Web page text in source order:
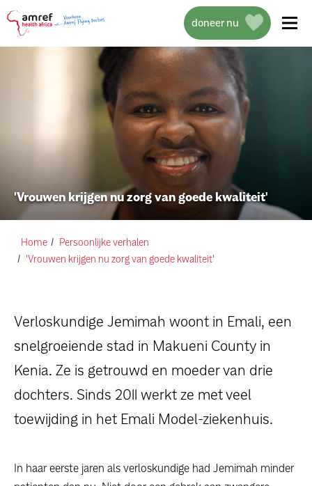
doneer nu
over amref health africa
wat we doen
projecten
help mee
dossiers
persoonlijke verhalen
voor bedrijven
pers
'Vrouwen krijgen nu zorg van goede kwaliteit'
Home
Persoonlijke verhalen
'Vrouwen krijgen nu zorg van goede kwaliteit'
Verloskundige Jemimah woont in Emali, een
snelgroeiende stad in Makueni County in
Kenia. Ze is getrouwd en moeder van drie
dochters. Sinds 2011 werkt ze met veel
toewijding in het Emali Model-ziekenhuis.
In haar eerste jaren als verloskundige had Jemimah minder